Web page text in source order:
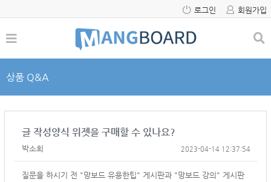
로그인 회원가입
상품 Q&A
글 작성양식 위젯을 구매할 수 있나요?
박소희 2023-04-14 12:37:54
질문을 하시기 전 "망보드 유용한팁" 게시판과 "망보드 강의" 게시판